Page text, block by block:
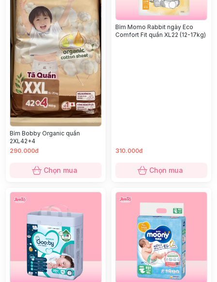
Bỉm Bobby Organic quần
2XL42+4
290.000đ
Chọn mua
Bỉm Momo Rabbit ngày Eco
Comfort Fit quần XL22 (12-17kg)
310.000đ
Chọn mua